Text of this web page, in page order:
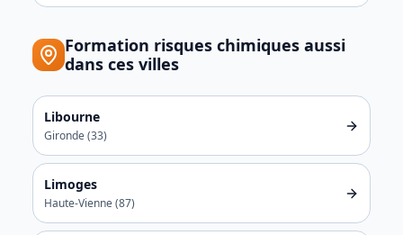
Formation risques chimiques aussi
dans ces villes
Libourne
Gironde(33)
Limoges
Haute-Vienne(87)